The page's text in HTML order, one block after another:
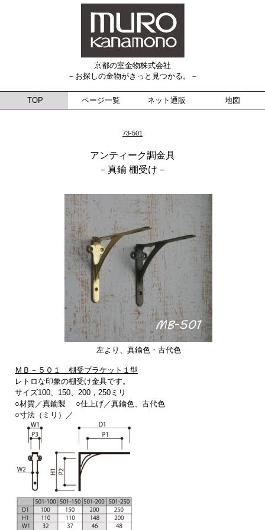
京都の室金物株式会社
－お探しの金物がきっと見つかる。－
TOP ページ一覧 ネット通販 地図
73-501
アンティーク調金具
－真鍮 棚受け－
左より、真鍮色・古代色
ＭＢ－５０１ 棚受ブラケット１型
レトロな印象の棚受け金具です。
サイズ100、150、200，250ミリ
○材質／真鍮製 ○仕上げ／真鍮色、古代色
○寸法（ミリ）／